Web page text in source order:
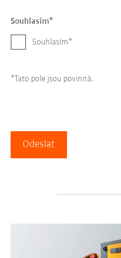
Souhlasím
Souhlasím
*Tato pole jsou povinná.
Odeslat